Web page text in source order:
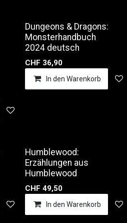
Dungeons & Dragons:
Monsterhandbuch
2024 deutsch
CHF 36,90
In den Warenkorb
Auf die Wunschliste
Humblewood:
Erzählungen aus
Humblewood
CHF 49,50
In den Warenkorb